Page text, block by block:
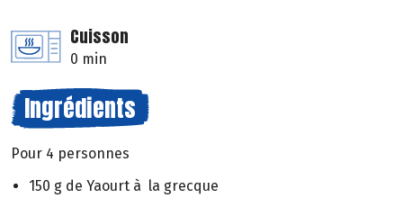
Cuisson
0 min
Ingrédients
Pour 4 personnes
150 g de Yaourt à la grecque